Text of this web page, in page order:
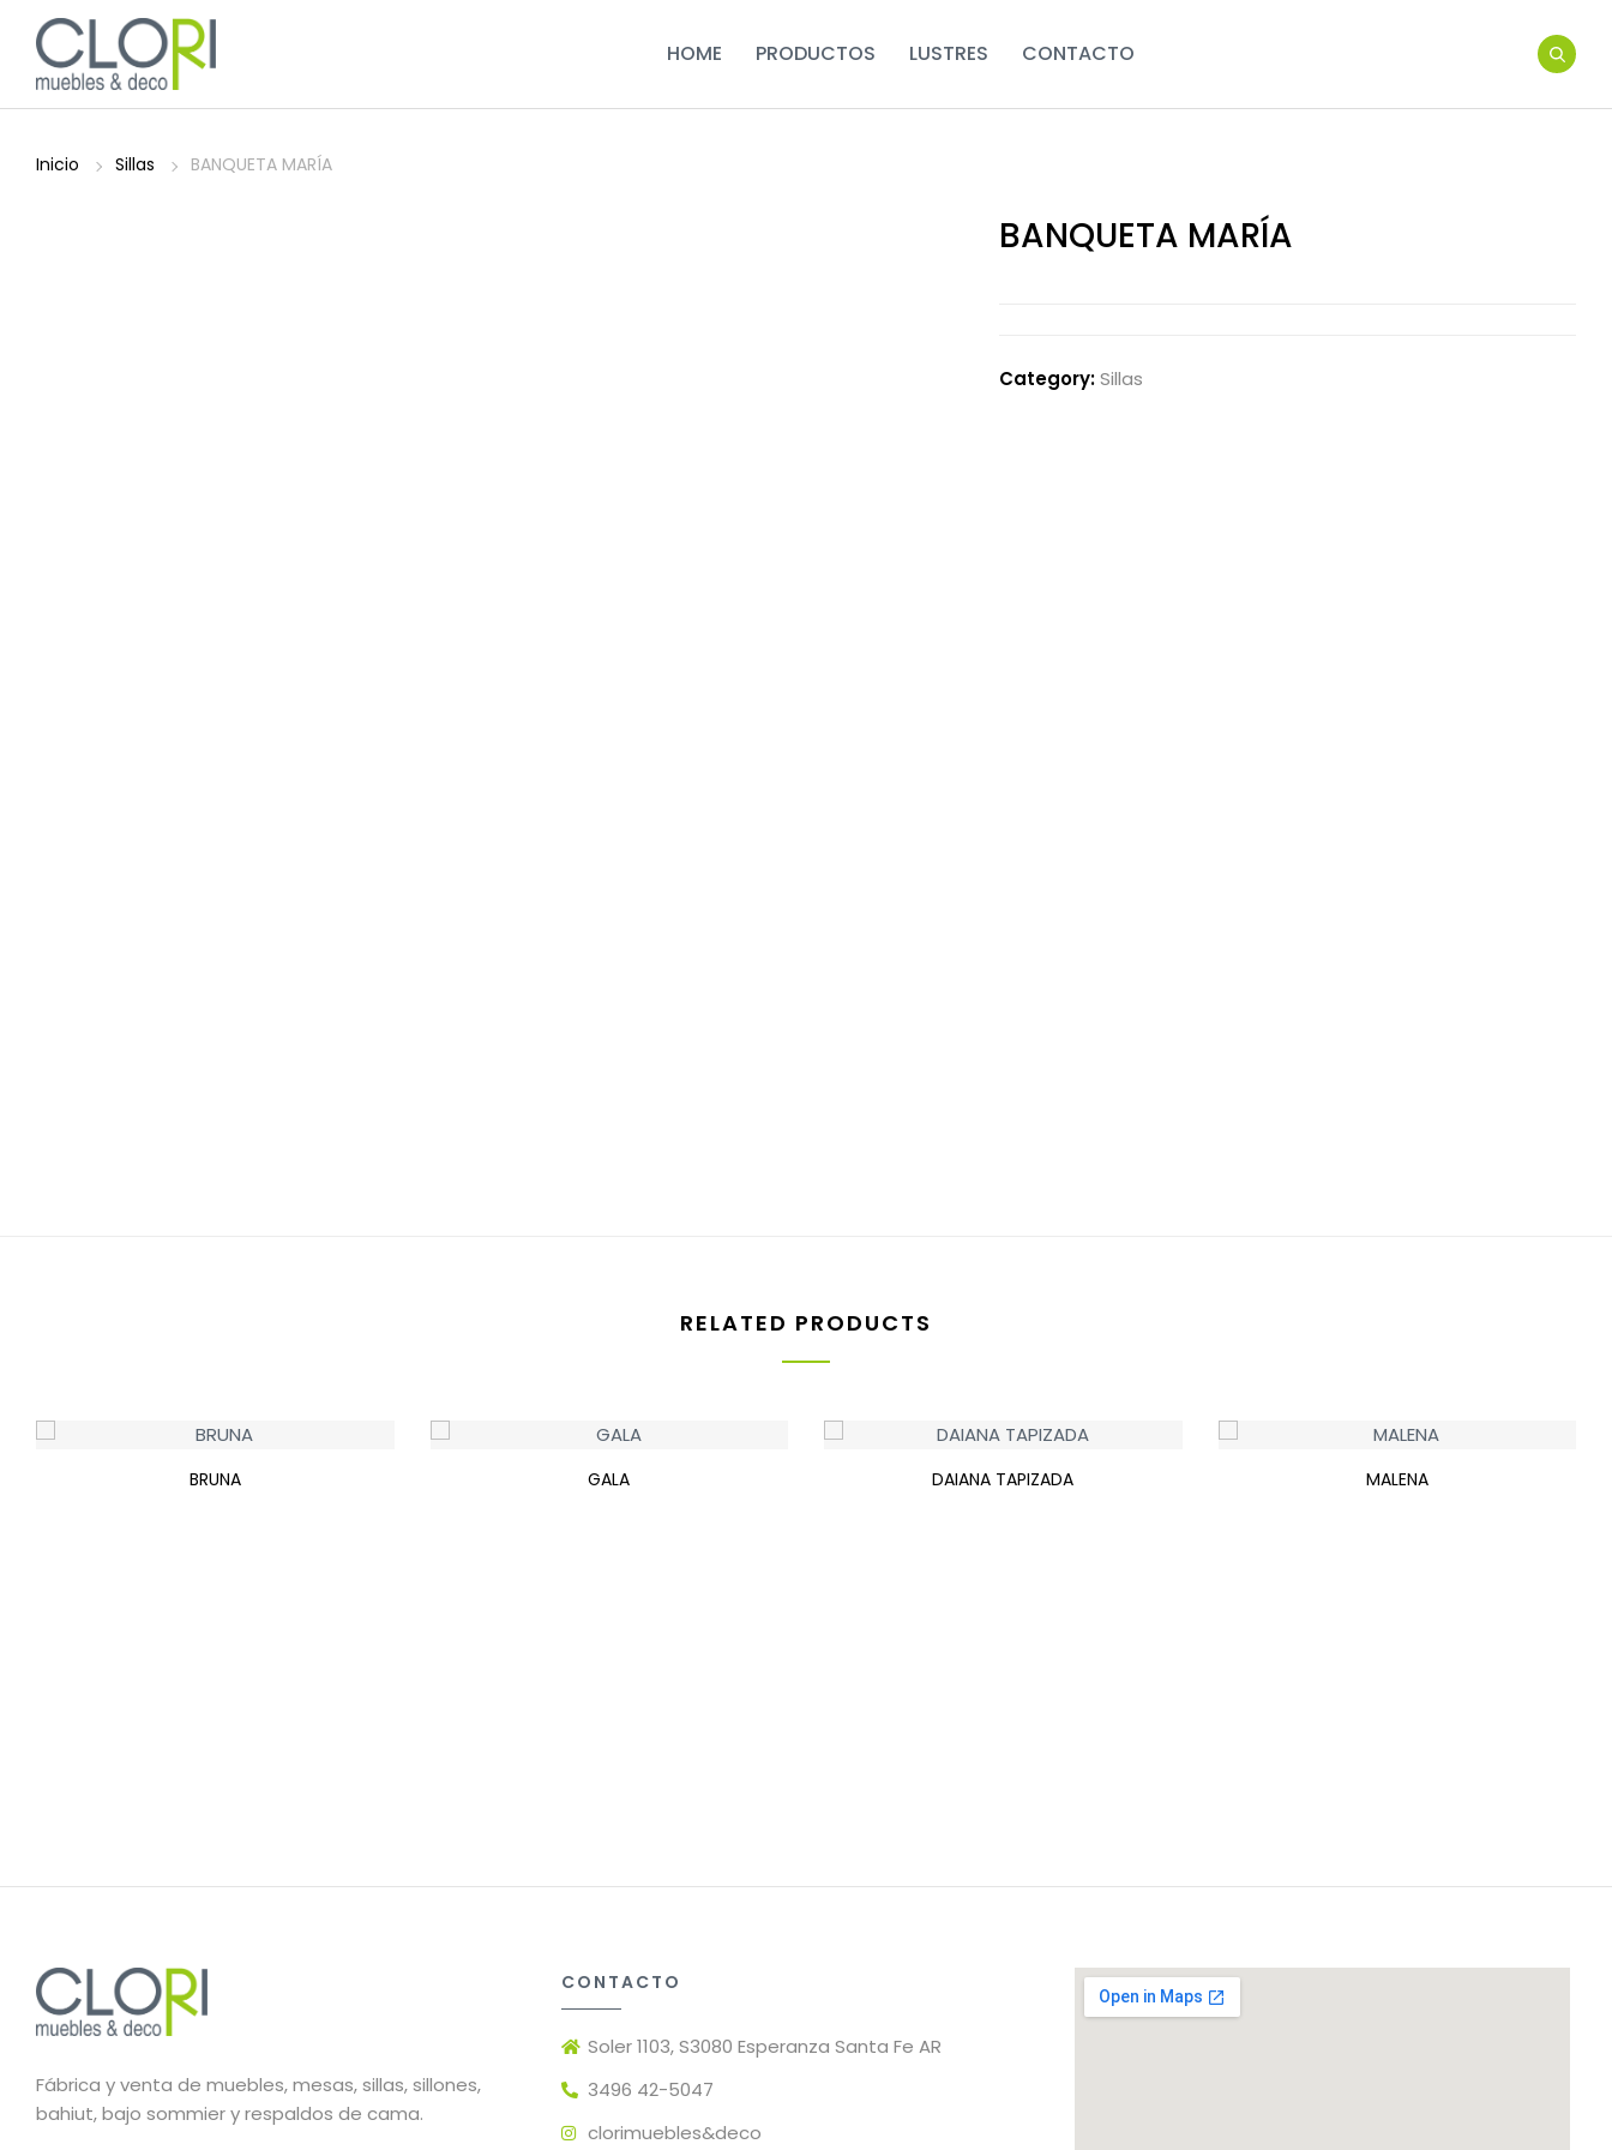
HOME PRODUCTOS LUSTRES CONTACTO
Inicio Sillas BANQUETA MARÍA
BANQUETA MARÍA
Category:Sillas
RELATED PRODUCTS
BRUNA GALA DAIANA TAPIZADA MALENA
Fábrica y venta de muebles, mesas, sillas, sillones,
bahiut, bajo sommier y respaldos de cama.
CONTACTO
Soler 1103, S3080 Esperanza Santa Fe AR
3496 42-5047
clorimuebles&deco